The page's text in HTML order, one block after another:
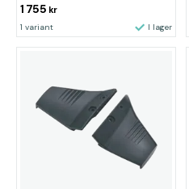
1 755 kr
1 variant I lager